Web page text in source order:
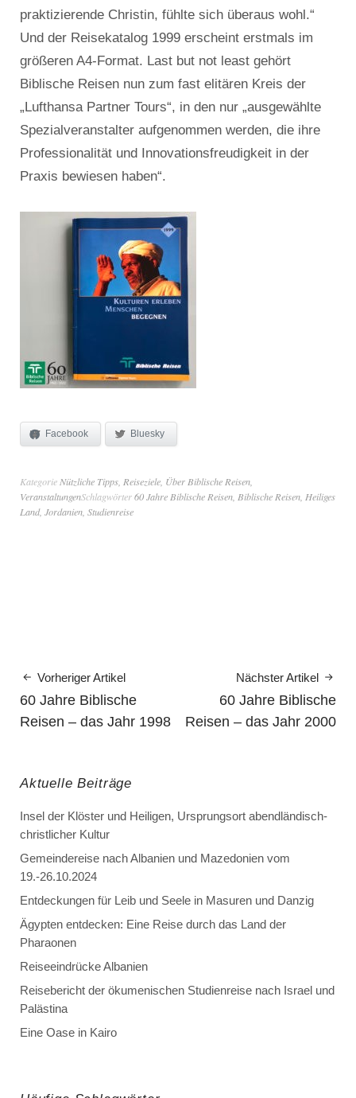
praktizierende Christin, fühlte sich überaus wohl.“
Und der Reisekatalog 1999 erscheint erstmals im
größeren A4-Format. Last but not least gehört
Biblische Reisen nun zum fast elitären Kreis der
„Lufthansa Partner Tours“, in den nur „ausgewählte
Spezialveranstalter aufgenommen werden, die ihre
Professionalität und Innovationsfreudigkeit in der
Praxis bewiesen haben“.
Facebook Bluesky
Kategorie Nützliche Tipps Reiseziele Über Biblische Reisen
VeranstaltungenSchlagwörter60 Jahre Biblische Reisen Biblische Reisen Heiliges
Land, Jordanien Studienreise
Vorheriger Artikel
60 Jahre Biblische
Reisen – das Jahr 1998
Nächster Artikel
60 Jahre Biblische
Reisen – das Jahr 2000
Aktuelle Beiträge
Insel der Klöster und Heiligen, Ursprungsort abendländisch-
christlicher Kultur
Gemeindereise nach Albanien und Mazedonien vom
19.-26.10.2024
Entdeckungen für Leib und Seele in Masuren und Danzig
Ägypten entdecken: Eine Reise durch das Land der
Pharaonen
Reiseeindrücke Albanien
Reisebericht der ökumenischen Studienreise nach Israel und
Palästina
Eine Oase in Kairo